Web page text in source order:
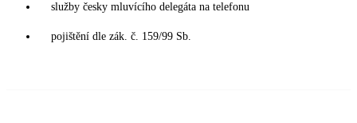
služby česky mluvícího delegáta na telefonu
pojištění dle zák. č. 159/99 Sb.